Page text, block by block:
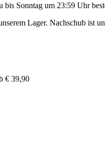
bis Sonntag um 23:59 Uhr
Lager. Nachschub ist
€ 39,90